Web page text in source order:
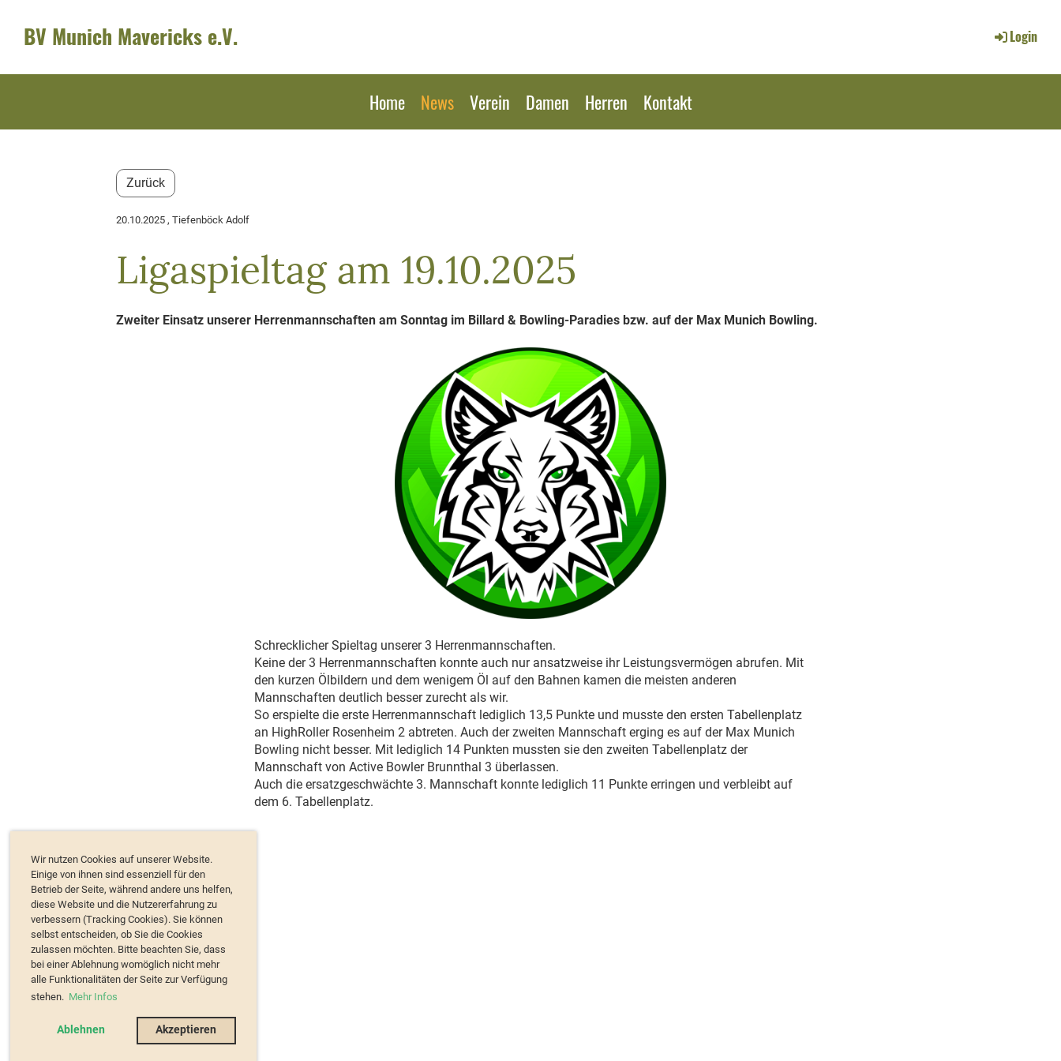
Wir nutzen Cookies auf unserer Website.
Einige von ihnen sind essenziell für den
Betrieb der Seite, während andere uns helfen,
diese Website und die Nutzererfahrung zu
verbessern (Tracking Cookies). Sie können
selbst entscheiden, ob Sie die Cookies
zulassen möchten. Bitte beachten Sie, dass
bei einer Ablehnung womöglich nicht mehr
alle Funktionalitäten der Seite zur Verfügung
stehen. Mehr Infos
Ablehnen Akzeptieren
BV Munich Mavericks e.V. Login
Home News Verein Damen Herren Kontakt
Zurück
20.10.2025 , Tiefenböck Adolf
Ligaspieltag am 19.10.2025
Zweiter Einsatz unserer Herrenmannschaften am Sonntag im Billard & Bowling-Paradies bzw. auf der Max Munich Bowling.
Schrecklicher Spieltag unserer 3 Herrenmannschaften.
Keine der 3 Herrenmannschaften konnte auch nur ansatzweise ihr Leistungsvermögen abrufen. Mit
den kurzen Ölbildern und dem wenigem Öl auf den Bahnen kamen die meisten anderen
Mannschaften deutlich besser zurecht als wir.
So erspielte die erste Herrenmannschaft lediglich 13,5 Punkte und musste den ersten Tabellenplatz
an HighRoller Rosenheim 2 abtreten. Auch der zweiten Mannschaft erging es auf der Max Munich
Bowling nicht besser. Mit lediglich 14 Punkten mussten sie den zweiten Tabellenplatz der
Mannschaft von Active Bowler Brunnthal 3 überlassen.
Auch die ersatzgeschwächte 3. Mannschaft konnte lediglich 11 Punkte erringen und verbleibt auf
dem 6. Tabellenplatz.